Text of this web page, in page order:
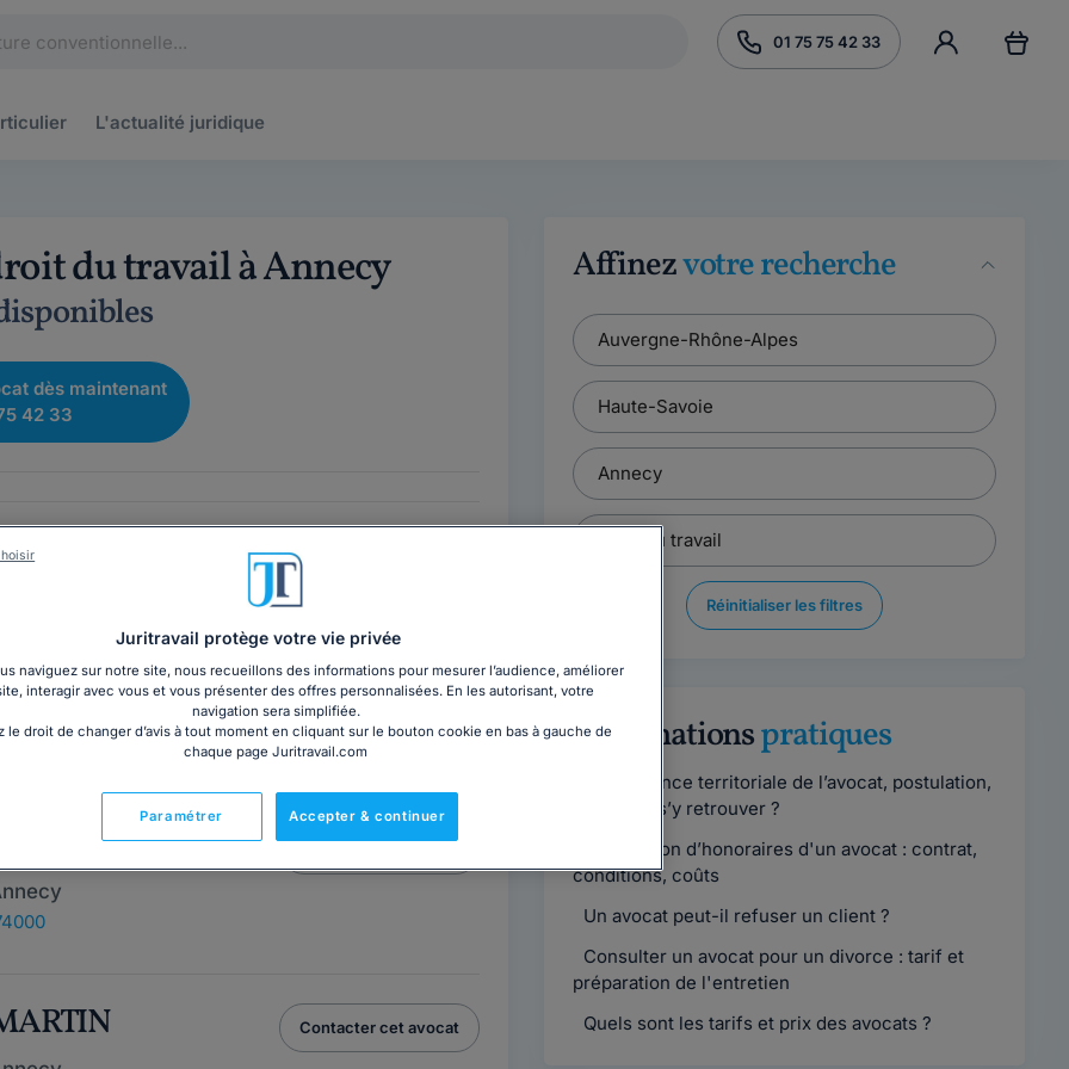
01 75 75 42 33
L'actualité juridique
du travail à Annecy
dès maintenant
42 33
NOEL Contacter cet avocat
1994, Maître NOEL a principalement une activité
Droit Privé. Il connait parfaitement...Lire la suite
PRELE
Contacter cet avocat
Affinezvotre recherche
Réinitialiser les filtres
Informationspratiques
Compétence territoriale de l’avocat, postulation,
comment s’y retrouver ?
Convention d’honoraires d'un avocat : contrat,
conditions, coûts
Un avocat peut-il refuser un client ?
Consulter un avocat pour un divorce : tarif et
préparation de l'entretien
Quels sont les tarifs et prix des avocats ?
Juritravail protège votre vie privée
naviguez sur notre site, nous recueillons des informations pour mesurer l’audience, améliorer
interagir avec vous et vous présenter des offres personnalisées. En les autorisant, votre
navigation sera simplifiée.
le droit de changer d’avis à tout moment en cliquant sur le bouton cookie en bas à gauche de
chaque page Juritravail.com
Accepter & continuer
Paramétrer